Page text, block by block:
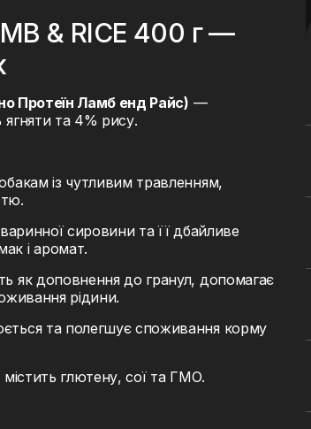
& RICE 400 г —
Протеїн Ламб енд Райс) —
та 4% рису.
із чутливим травленням,
сировини та її дбайливе
і аромат.
як доповнення до гранул, допомагає
рідини.
та полегшує споживання корму
глютену, сої та ГМО.